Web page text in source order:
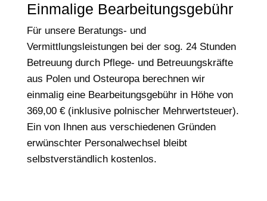
Einmalige Bearbeitungsgebühr
Für unsere Beratungs- und
Vermittlungsleistungen bei der sog. 24 Stunden
Betreuung durch Pflege- und Betreuungskräfte
aus Polen und Osteuropa berechnen wir
einmalig eine Bearbeitungsgebühr in Höhe von
369,00 € (inklusive polnischer Mehrwertsteuer).
Ein von Ihnen aus verschiedenen Gründen
erwünschter Personalwechsel bleibt
selbstverständlich kostenlos.